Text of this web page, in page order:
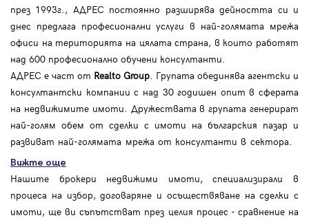
през 1993г., АДРЕС постоянно разширява дейността си и
днес предлага професионални услуги в най-голямата мрежа
офиси на територията на цялата страна, в които работят
над 600 професионално обучени консултанти.
АДРЕС е част от Realto Group. Групата обединява агентски и
консултантски компании с над 30 годишен опит в сферата
на недвижимите имоти. Дружествата в групата генерират
най-голям обем от сделки с имоти на българския пазар и
развиват най-голямата мрежа от консултанти в сектора.
Вижте още
Нашите брокери недвижими имоти, специализирали в
процеса на избор, договаряне и осъществяване на сделки с
имоти, ще ви съпътстват през целия процес - сравнение на